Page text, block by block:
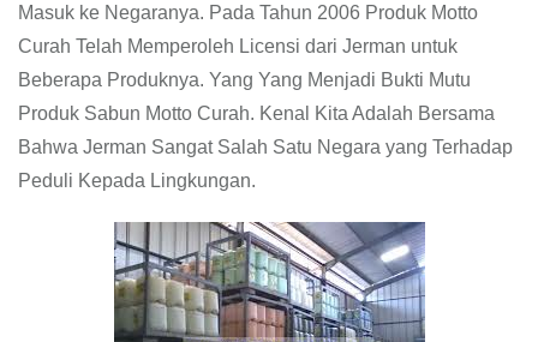
Masuk ke Negaranya. Pada Tahun 2006 Produk Motto
Curah Telah Memperoleh Licensi dari Jerman untuk
Beberapa Produknya. Yang Yang Menjadi Bukti Mutu
Produk Sabun Motto Curah. Kenal Kita Adalah Bersama
Bahwa Jerman Sangat Salah Satu Negara yang Terhadap
Peduli Kepada Lingkungan.